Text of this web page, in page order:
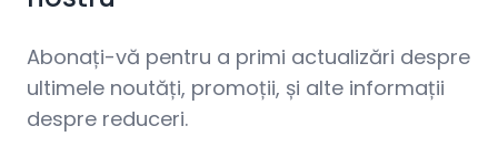
Abonați-vă pentru a primi actualizări despre
ultimele noutăți, promoții, și alte informații
despre reduceri.